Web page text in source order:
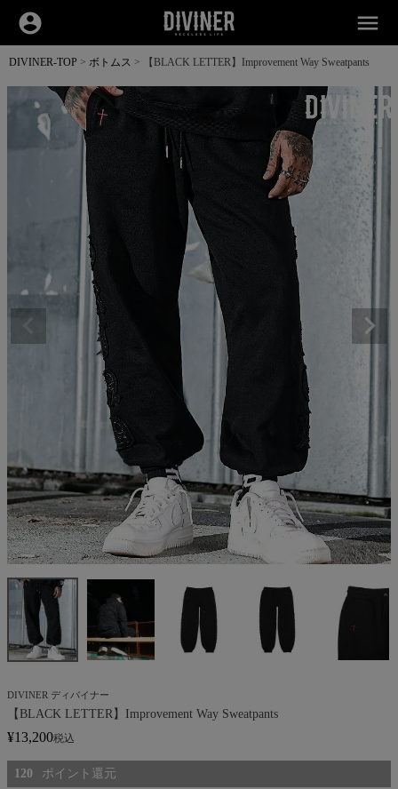
account_circle menu
DIVINER-TOP ボトムス 【BLACK LETTER】Improvement Way Sweatpants
DIVINER ディバイナー
【BLACK LETTER】Improvement Way Sweatpants
¥13,200税込
120